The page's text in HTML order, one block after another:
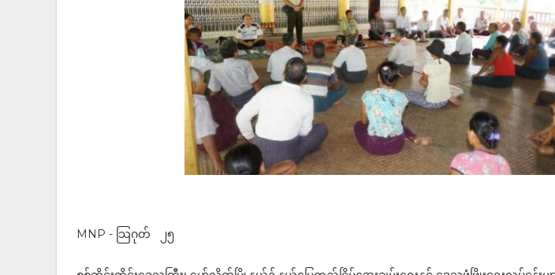
MNP - သြဂုတ် ၂၅